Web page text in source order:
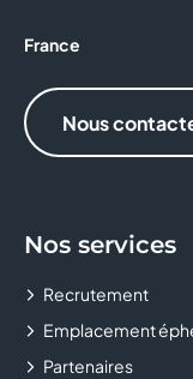
CLUB
France
Nous
Nos services
Recrutement
Emplacement
Partenaires